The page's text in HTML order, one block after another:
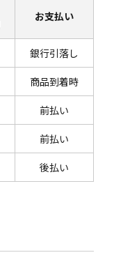
お支払い
銀行引落し
商品到着時
前払い
前払い
後払い